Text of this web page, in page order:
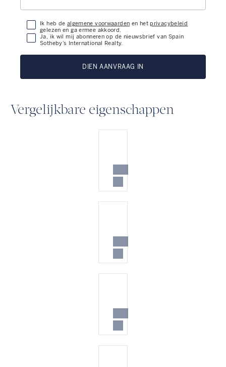
Ik heb de algemene voorwaarden en hetprivacybeleid
gelezen en ga ermee akkoord.
Ja, ik wil mij abonneren op de nieuwsbrief van Spain
Sotheby’s International Realty.
DIEN AANVRAAG IN
Vergelijkbare eigenschappen